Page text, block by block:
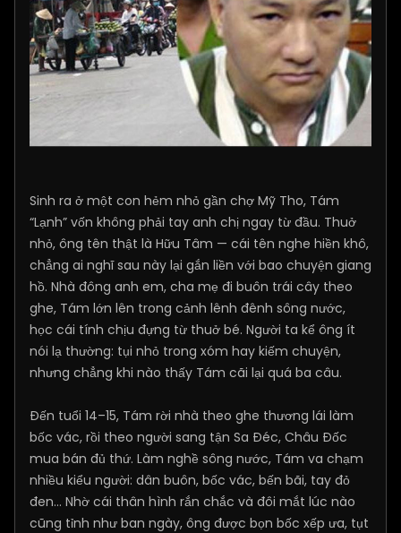
Sinh ra ở một con hẻm nhỏ gần chợ Mỹ Tho, Tám
“Lạnh” vốn không phải tay anh chị ngay từ đầu. Thuở
nhỏ, ông tên thật là Hữu Tâm — cái tên nghe hiền khô,
chẳng ai nghĩ sau này lại gắn liền với bao chuyện giang
hồ. Nhà đông anh em, cha mẹ đi buôn trái cây theo
ghe, Tám lớn lên trong cảnh lênh đênh sông nước,
học cái tính chịu đựng từ thuở bé. Người ta kể ông ít
nói lạ thường: tụi nhỏ trong xóm hay kiếm chuyện,
nhưng chẳng khi nào thấy Tám cãi lại quá ba câu.
Đến tuổi 14–15, Tám rời nhà theo ghe thương lái làm
bốc vác, rồi theo người sang tận Sa Đéc, Châu Đốc
mua bán đủ thứ. Làm nghề sông nước, Tám va chạm
nhiều kiểu người: dân buôn, bốc vác, bến bãi, tay đỏ
đen… Nhờ cái thân hình rắn chắc và đôi mắt lúc nào
cũng tỉnh như ban ngày, ông được bọn bốc xếp ưa, tụt